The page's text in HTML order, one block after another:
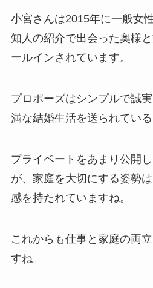
小宮さんは2015年に一般女
知人の紹介で出会った奥様
ールインされています。
プロポーズはシンプルで誠
満な結婚生活を送られている
プライベートをあまり公開
が、家庭を大切にする姿勢
感を持たれていますね。
これからも仕事と家庭の両
すね。